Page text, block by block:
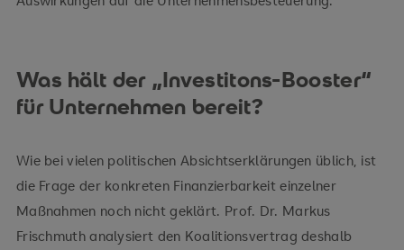
Was hält der „Investitons-Booster“
für Unternehmen bereit?
Wie bei vielen politischen Absichtserklärungen üblich, ist
die Frage der konkreten Finanzierbarkeit einzelner
Maßnahmen noch nicht geklärt. Prof. Dr. Markus
Frischmuth analysiert den Koalitionsvertrag deshalb